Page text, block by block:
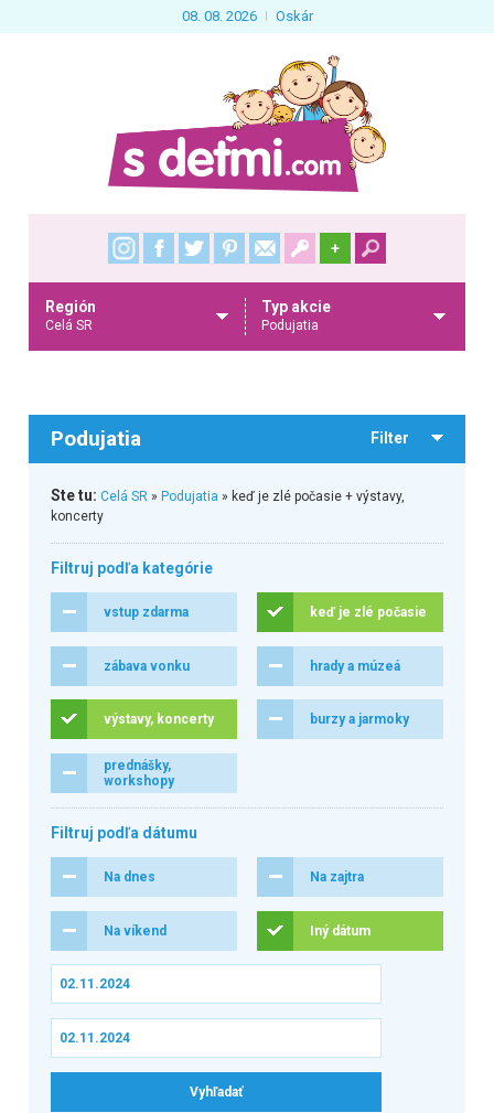
08. 08. 2026 Oskár
+
Región
Celá SR
Typ akcie
Podujatia
Podujatia Filter
Ste tu: Celá SR» Podujatia » keď je zlé počasie + výstavy,
koncerty
Filtruj podľa kategórie
vstup zdarma keď je zlé počasie
zábava vonku hrady a múzeá
výstavy, koncerty burzy a jarmoky
prednášky,
workshopy
Filtruj podľa dátumu
Na dnes Na zajtra
Na víkend Iný dátum